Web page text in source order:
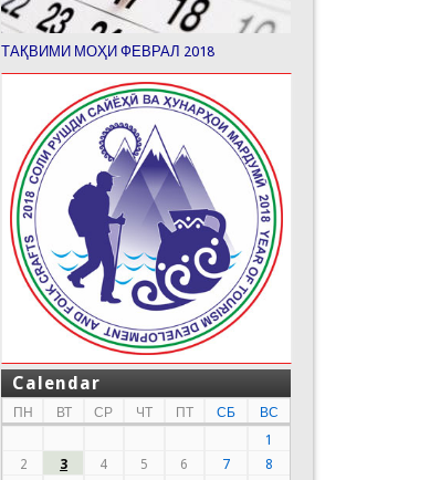
ТАҚВИМИ МОҲИ ФЕВРАЛ 2018
Calendar
ПН ВТ СР ЧТ ПТ СБ
ВС
1
2
3 4 5 6 7
8